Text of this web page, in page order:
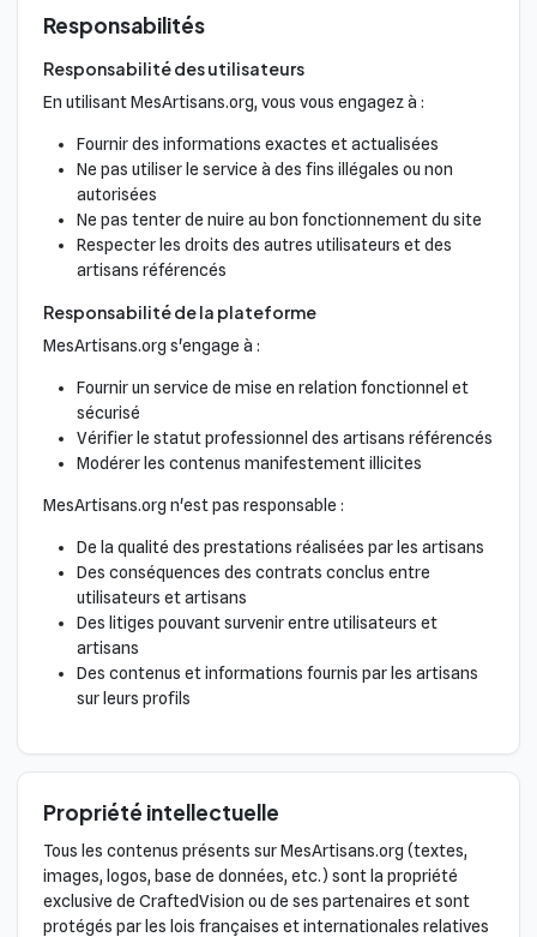
Responsabilités
Responsabilité des utilisateurs
En utilisant MesArtisans.org, vous vous engagez à :
Fournir des informations exactes et actualisées
Ne pas utiliser le service à des fins illégales ou non
autorisées
Ne pas tenter de nuire au bon fonctionnement du site
Respecter les droits des autres utilisateurs et des
artisans référencés
Responsabilité de la plateforme
MesArtisans.org s'engage à :
Fournir un service de mise en relation fonctionnel et
sécurisé
Vérifier le statut professionnel des artisans référencés
Modérer les contenus manifestement illicites
MesArtisans.org n'est pas responsable :
De la qualité des prestations réalisées par les artisans
Des conséquences des contrats conclus entre
utilisateurs et artisans
Des litiges pouvant survenir entre utilisateurs et
artisans
Des contenus et informations fournis par les artisans
sur leurs profils
Propriété intellectuelle
Tous les contenus présents sur MesArtisans.org (textes,
images, logos, base de données, etc.) sont la propriété
exclusive de CraftedVision ou de ses partenaires et sont
protégés par les lois françaises et internationales relatives